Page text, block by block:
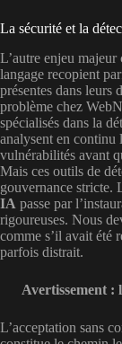
La sécurité et la
L’autre enjeu
langage recopient
présentes dans leurs
problème chez
spécialisés dans la
analysent en continu
vulnérabilités avant
Mais ces outils de
gouvernance stricte.
IA passe par
rigoureuses. Nous
comme s’il avait été
parfois distrait.
Avertissement :
L’acceptation sans